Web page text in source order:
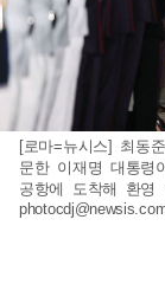
[로마=뉴시스] 최동
문한 이재명 대통령
공항에 도착해 환영